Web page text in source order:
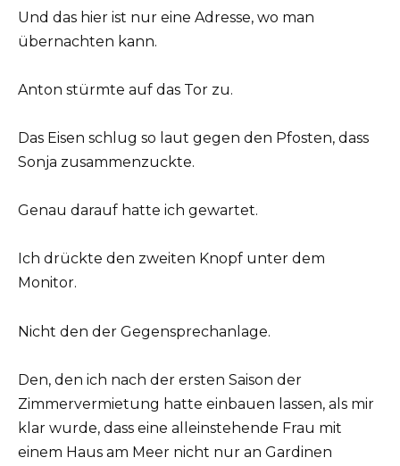
Und das hier ist nur eine Adresse, wo man
übernachten kann.
Anton stürmte auf das Tor zu.
Das Eisen schlug so laut gegen den Pfosten, dass
Sonja zusammenzuckte.
Genau darauf hatte ich gewartet.
Ich drückte den zweiten Knopf unter dem
Monitor.
Nicht den der Gegensprechanlage.
Den, den ich nach der ersten Saison der
Zimmervermietung hatte einbauen lassen, als mir
klar wurde, dass eine alleinstehende Frau mit
einem Haus am Meer nicht nur an Gardinen